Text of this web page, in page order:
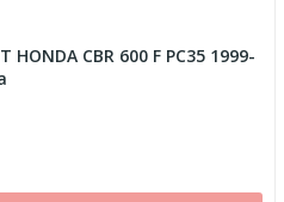
CBR 600 F PC35 1999-